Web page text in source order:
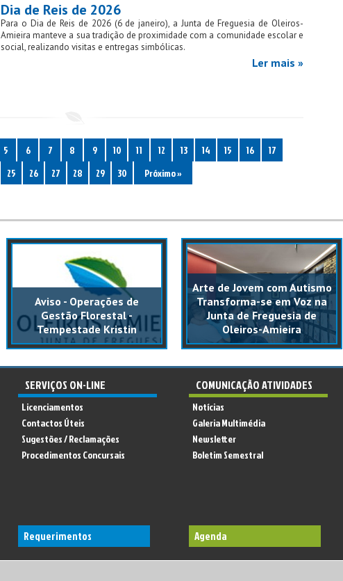
Dia de Reis de 2026
Para o Dia de Reis de 2026 (6 de janeiro), a Junta de Freguesia de Oleiros-
Amieira manteve a sua tradição de proximidade com a comunidade escolar e
social, realizando visitas e entregas simbólicas.
Ler mais »
5 6 7 8 9 10 11 12 13 14 15 16
17
25 26 27 28 29 30 Próximo »
Aviso - Operações de
Gestão Florestal -
Tempestade Kristin
Arte de Jovem com Autismo
Transforma-se em Voz na
Junta de Freguesia de
Oleiros-Amieira
SERVIÇOS ON-LINE
Licenciamentos
Contactos Úteis
Sugestões / Reclamações
Procedimentos Concursais
Requerimentos
COMUNICAÇÃO ATIVIDADES
Notícias
Galeria Multimédia
Newsletter
Boletim Semestral
Agenda